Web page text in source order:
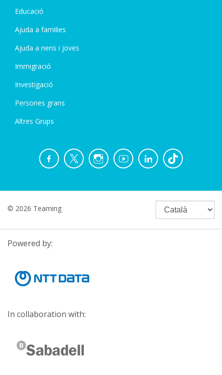
Educació
Ajuda a families
Ajuda a nens i joves
Immigració
Investigació
Persones grans
Altres Grups
© 2026 Teaming
Powered by:
In collaboration with: